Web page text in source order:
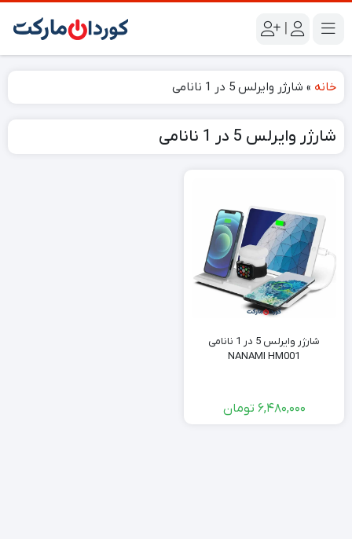
|
خانه » شارژر وایرلس 5 در 1 نانامی
شارژر وایرلس 5 در 1 نانامی
شارژر وایرلس 5 در 1 نانامی
NANAMI HM001
6,480,000 تومان